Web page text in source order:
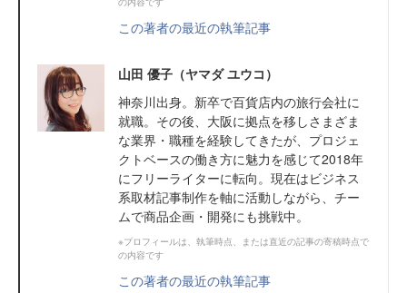
この著者の最近の執筆記事
山田 優子（ヤマダ ユウコ）
神奈川出身。新卒で百貨店内の旅行会社に
就職。その後、大阪に拠点を移しさまざま
な業界・職種を経験してきたが、プロジェ
クトベースの働き方に魅力を感じて2018年
にフリーライターに転向。現在はビジネス
系取材記事制作を軸に活動しながら、チー
ムで商品企画・開発にも挑戦中。
※プロフィールは、執筆時点、または直近の記事の寄稿時点で
の内容です
この著者の最近の執筆記事